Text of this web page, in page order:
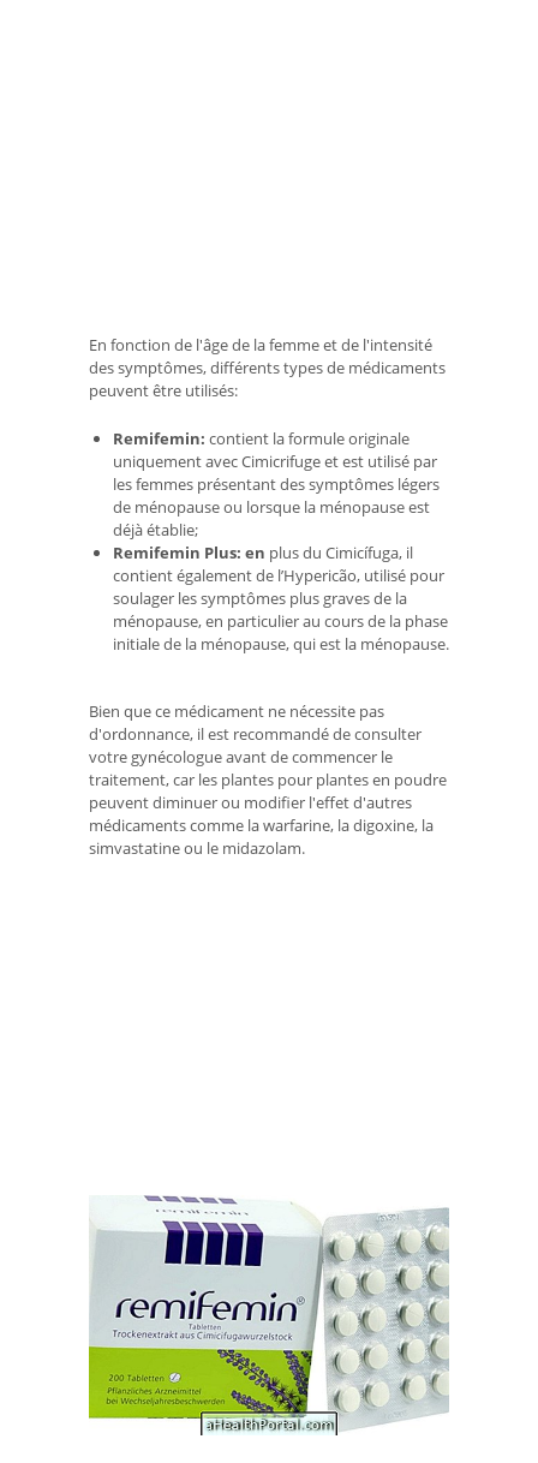
En fonction de l'âge de la femme et de l'intensité
des symptômes, différents types de médicaments
peuvent être utilisés:
Remifemin: contient la formule originale
uniquement avec Cimicrifuge et est utilisé par
les femmes présentant des symptômes légers
de ménopause ou lorsque la ménopause est
déjà établie;
Remifemin Plus: en plus du Cimicífuga, il
contient également de l’Hypericão, utilisé pour
soulager les symptômes plus graves de la
ménopause, en particulier au cours de la phase
initiale de la ménopause, qui est la ménopause.
Bien que ce médicament ne nécessite pas
d'ordonnance, il est recommandé de consulter
votre gynécologue avant de commencer le
traitement, car les plantes pour plantes en poudre
peuvent diminuer ou modifier l'effet d'autres
médicaments comme la warfarine, la digoxine, la
simvastatine ou le midazolam.